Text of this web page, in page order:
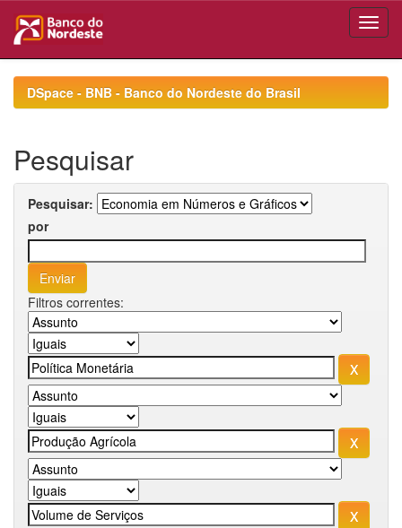
navigationDSpace - BNB - Banco do Nordeste do Brasil
Pesquisar
Pesquisar:
por
Filtros correntes: